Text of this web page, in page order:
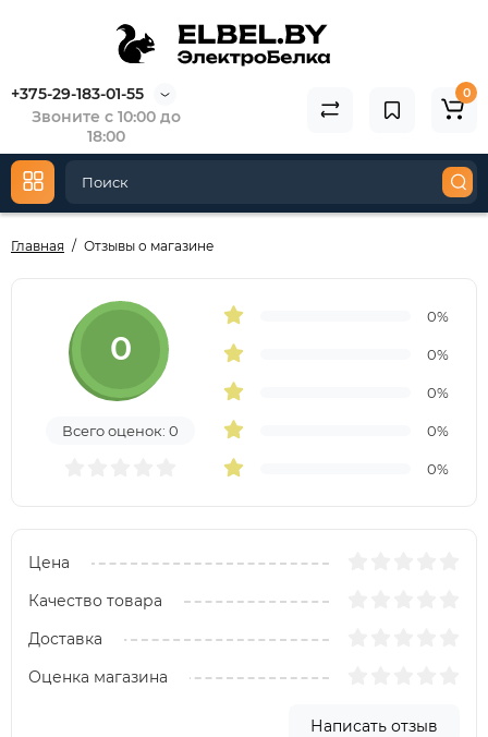
+375-29-183-01-55
Звоните с 10:00 до
18:00
0
Главная Отзывы о магазине
0
Всего оценок: 0
0%
0%
0%
0%
0%
Цена
Качество товара
Доставка
Оценка магазина
Написать отзыв